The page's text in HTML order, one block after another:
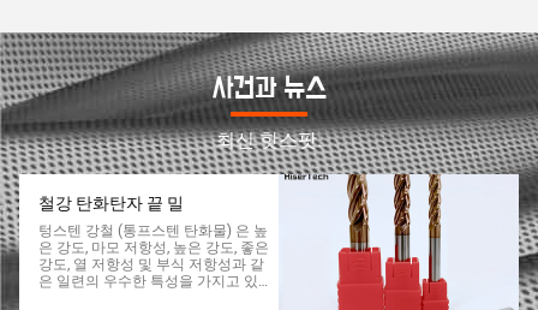
사건과 뉴스
최신 핫스팟.
철강 탄화탄자 끝 밀
텅스텐 강철 (통프스텐 탄화물) 은 높
은 강도, 마모 저항성, 높은 강도, 좋은
강도, 열 저항성 및 부식 저항성과 같
은 일련의 우수한 특성을 가지고 있